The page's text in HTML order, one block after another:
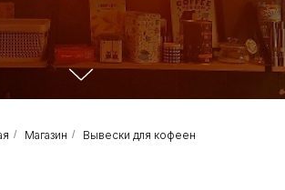
/ Магазин / Вывески для кофеен